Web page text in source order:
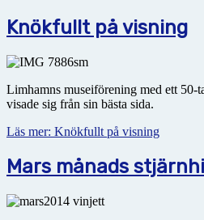
Knökfullt på visning
Limhamns museiförening med ett 50-
visade sig från sin bästa sida.
Läs mer: Knökfullt på visning
Mars månads